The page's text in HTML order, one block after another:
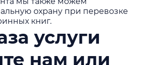
охрану при перевозке
книг.
услуги
нам или